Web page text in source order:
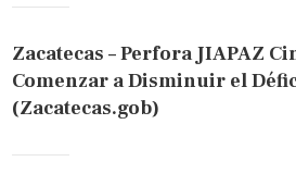
Zacatecas – Perfora JIAPAZ
Comenzar a Disminuir el
(Zacatecas.gob)